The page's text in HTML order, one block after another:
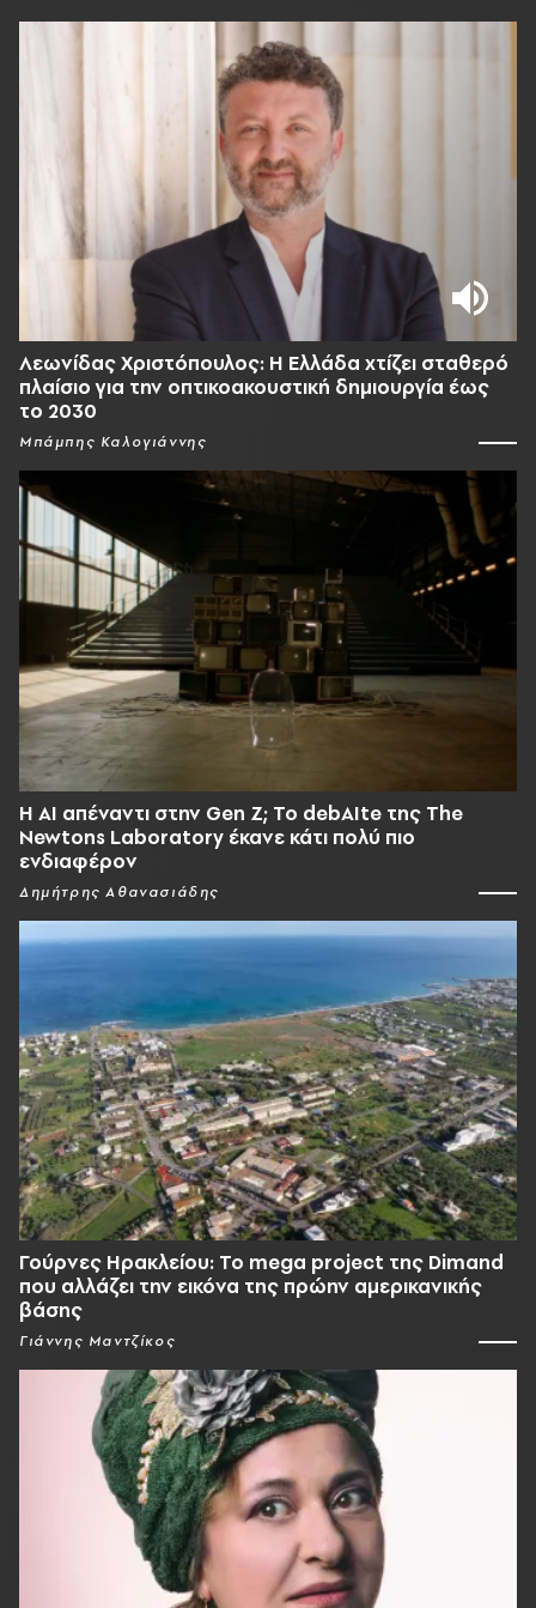
Λεωνίδας Χριστόπουλος: Η Ελλάδα χτίζει σταθερό
πλαίσιο για την οπτικοακουστική δημιουργία έως
το 2030
Μπάμπης Καλογιάννης
Η AI απέναντι στην Gen Z; Το debAIte της The
Newtons Laboratory έκανε κάτι πολύ πιο
ενδιαφέρον
Δημήτρης Αθανασιάδης
Γούρνες Ηρακλείου: To mega project της Dimand
που αλλάζει την εικόνα της πρώην αμερικανικής
βάσης
Γιάννης Μαντζίκος